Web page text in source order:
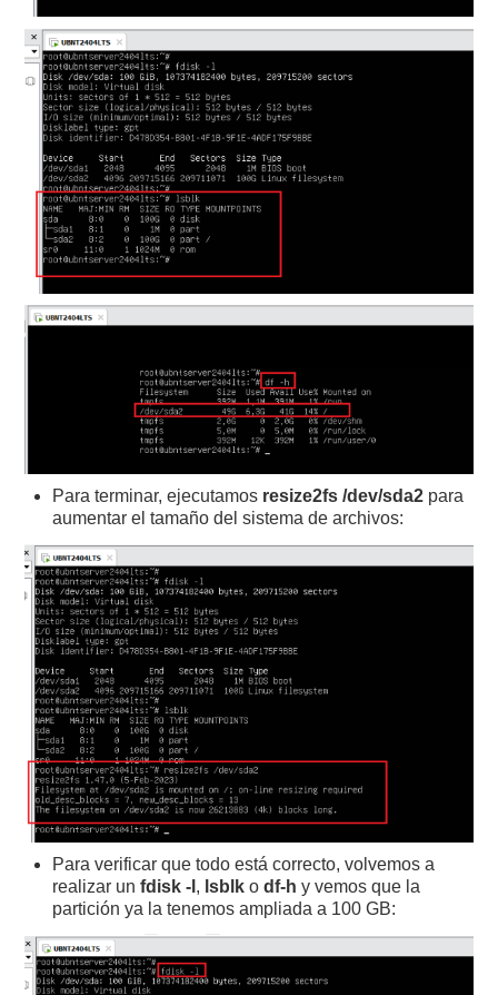
Para terminar, ejecutamos resize2fs /dev/sda2 para
aumentar el tamaño del sistema de archivos:
Para verificar que todo está correcto, volvemos a
realizar unfdisk -l , lsblk odf-h y vemos que la
partición ya la tenemos ampliada a 100 GB: